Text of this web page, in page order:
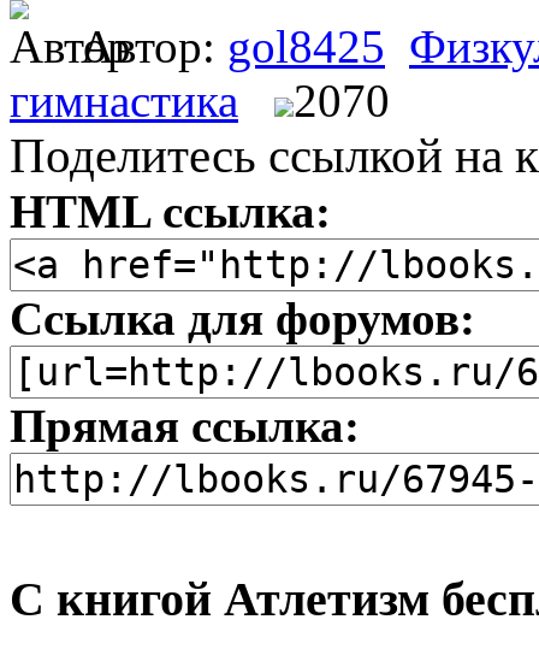
Автор: gol8425
гимнастика
2070
Поделитесь ссылкой на
HTML ссылка:
Ссылка для форумов:
Прямая ссылка:
С книгой Атлетизм